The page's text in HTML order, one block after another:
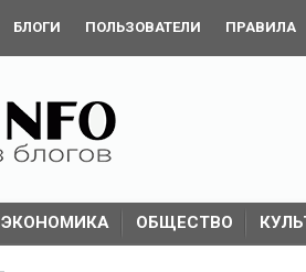
БЛОГИ ПОЛЬЗОВАТЕЛИ ПРАВИЛА
ЭКОНОМИКА ОБЩЕСТВО